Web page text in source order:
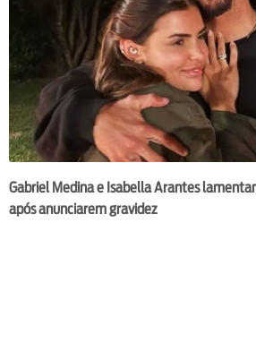
Gabriel Medina e Isabella Arantes
após anunciarem gravidez